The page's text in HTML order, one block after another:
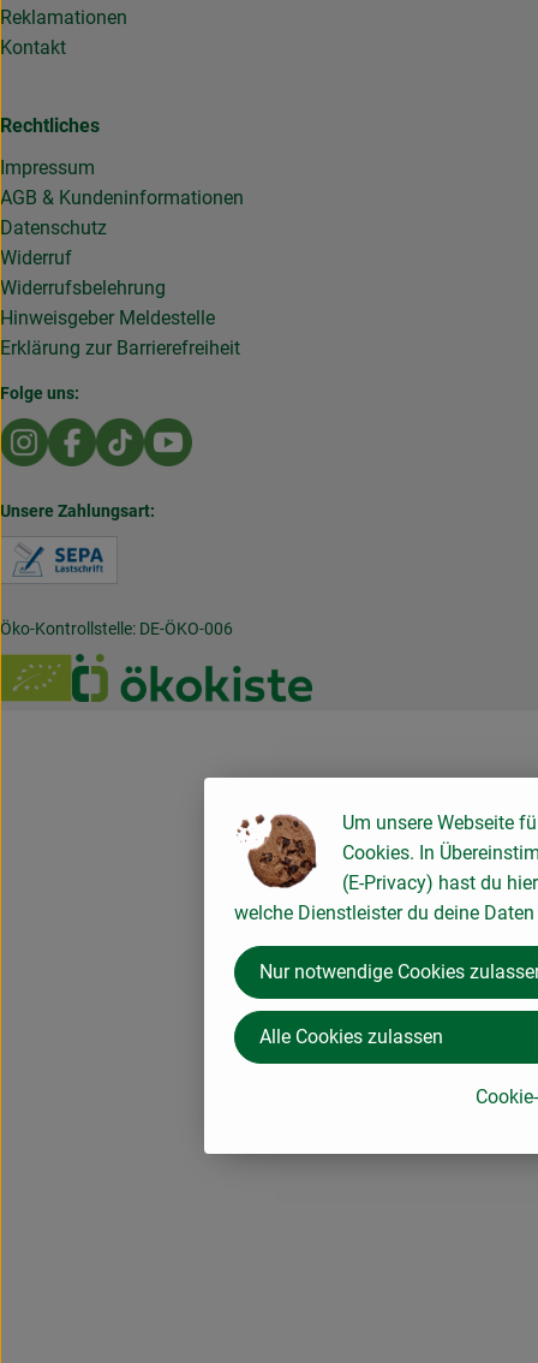
Reklamationen
Kontakt
Rechtliches
Impressum
AGB & Kundeninformationen
Datenschutz
Widerruf
Widerrufsbelehrung
Hinweisgeber Meldestelle
Erklärung zur Barrierefreiheit
Folge uns:
Externer Link zu https://www.instagram.com/
Externer Link zu https://www.facebook.com/
Externer Link zu https://www.tiktok.com/
Externer Link zu https://
Unsere Zahlungsart:
Öko-Kontrollstelle: DE-ÖKO-006
Externer Link zu /_Resources/Persistent/7/b/6/4/
Um unsere Webseite
Cookies. In
(E-Privacy) hast du
welche Dienstleister du deine
Nur notwendige Cookies
Alle Cookies zulassen